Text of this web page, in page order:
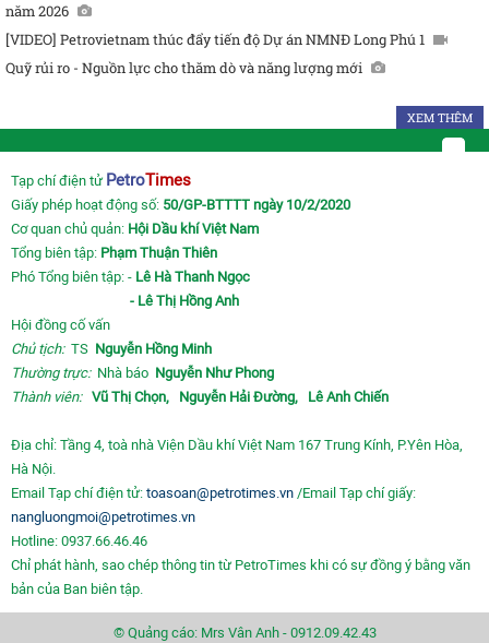
năm 2026
[VIDEO] Petrovietnam thúc đẩy tiến độ Dự án NMNĐ Long Phú 1
Quỹ rủi ro - Nguồn lực cho thăm dò và năng lượng mới
XEM THÊM
Tạp chí điện tử PetroTimes
Giấy phép hoạt động số: 50/GP-BTTTT ngày 10/2/2020
Cơ quan chủ quản: Hội Dầu khí Việt Nam
Tổng biên tập: Phạm Thuận Thiên
Phó Tổng biên tập: - Lê Hà Thanh Ngọc
- Lê Thị Hồng Anh
Hội đồng cố vấn
Chủ tịch:TS Nguyễn Hồng Minh
Thường trực: Nhà báo Nguyễn Như Phong
Thành viên: Vũ Thị Chọn, Nguyễn Hải Đường, Lê Anh Chiến
Địa chỉ: Tầng 4, toà nhà Viện Dầu khí Việt Nam 167 Trung Kính, P.Yên Hòa,
Hà Nội.
Email Tạp chí điện tử: toasoan@petrotimes.vn /Email Tạp chí giấy:
nangluongmoi@petrotimes.vn
Hotline: 0937.66.46.46
Chỉ phát hành, sao chép thông tin từ PetroTimes khi có sự đồng ý bằng văn
bản của Ban biên tập.
© Quảng cáo: Mrs Vân Anh - 0912.09.42.43